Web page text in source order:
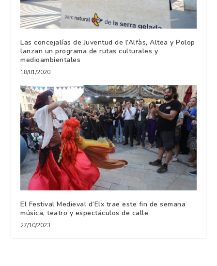
Las concejalías de Juventud de l’Alfàs, Altea y Polop
lanzan un programa de rutas culturales y
medioambientales
18/01/2020
El Festival Medieval d’Elx trae este fin de semana
música, teatro y espectáculos de calle
27/10/2023